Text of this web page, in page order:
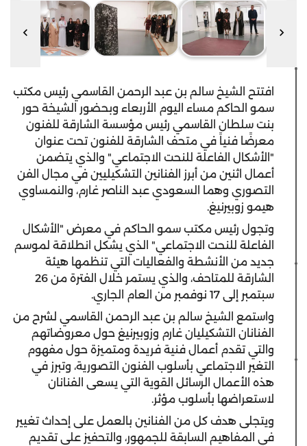
افتتح الشيخ سالم بن عبد الرحمن القاسمي رئيس مكتب
سمو الحاكم مساء اليوم الأربعاء وبحضور الشيخة حور
بنت سلطان القاسمي رئيس مؤسسة الشارقة للفنون
معرضًا فنياً في متحف الشارقة للفنون تحت عنوان
"الأشكال الفاعلة للنحت الاجتماعي" والذي يتضمن
أعمال اثنين من أبرز الفنانين التشكيليين في مجال الفن
التصوري وهما السعودي عبد الناصر غارم، والنمساوي
هيمو زوبيرنيغ.
وتجول رئيس مكتب سمو الحاكم في معرض "الأشكال
الفاعلة للنحت الاجتماعي" الذي يشكل انطلاقة لموسم
جديد من الأنشطة والفعاليات التي تنظمها هيئة
الشارقة للمتاحف، والذي يستمر خلال الفترة من 26
سبتمبر إلى 17 نوفمبر من العام الجاري.
واستمع الشيخ سالم بن عبد الرحمن القاسمي لشرح من
الفنانان التشكيليان غارم وزوبيرنيغ حول معروضاتهم
والتي تقدم أعمال فنية فريدة ومتميزة حول مفهوم
التغير الاجتماعي بأسلوب الفنون التصورية، وتبرز في
هذه الأعمال الرسائل القوية التي يسعى الفنانان
لاستعراضها بأسلوب مؤثر.
ويتجلى هدف كل من الفنانين بالعمل على إحداث تغيير
في المفاهيم السابقة للجمهور، والتحفيز على تقديم